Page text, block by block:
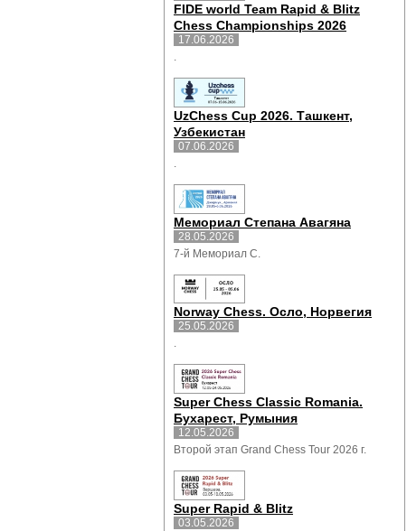
FIDE world Team Rapid & Blitz
Chess Championships 2026
17.06.2026
.
UzChess Cup 2026. Ташкент,
Узбекистан
07.06.2026
Мемориал Степана Авагяна
28.05.2026
7-й Мемориал С.
Norway Chess. Осло, Норвегия
25.05.2026
.
Super Chess Classic Romania.
Бухарест, Румыния
12.05.2026
Второй этап Grand Chess Tour 2026 г.
Super Rapid & Blitz
03.05.2026